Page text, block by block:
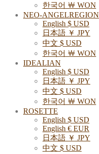
한국어 ￦ WON
NEO-ANGELREGION
English $ USD
日本語 ￥ JPY
中文 $ USD
한국어 ￦ WON
IDEALIAN
English $ USD
日本語 ￥ JPY
中文 $ USD
한국어 ￦ WON
ROSETTE
English $ USD
English € EUR
日本語 ￥ JPY
中文 $ USD